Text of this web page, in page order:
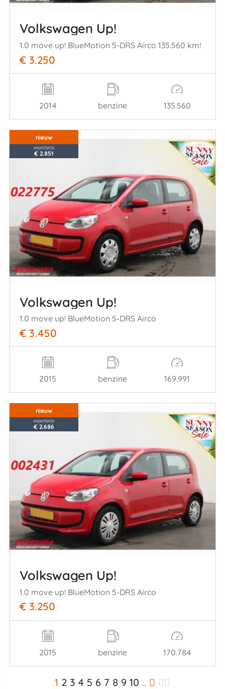
Volkswagen Up!
1.0 move up! BlueMotion 5-DRS Airco 135.560 km!
€ 3.250
2014 benzine 135.560
nieuw
exportprijs
€ 2.851
Volkswagen Up!
1.0 move up! BlueMotion 5-DRS Airco
€ 3.450
2015 benzine 169.991
nieuw
exportprijs
€ 2.686
Volkswagen Up!
1.0 move up! BlueMotion 5-DRS Airco
€ 3.250
2015 benzine 170.784
1 2 3 4 5 6 7 8 9 10 ..